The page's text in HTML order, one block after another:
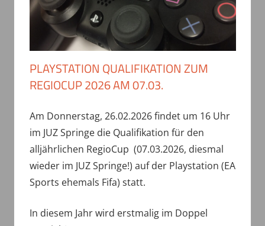
PLAYSTATION QUALIFIKATION ZUM
REGIOCUP 2026 AM 07.03.
Am Donnerstag, 26.02.2026 findet um 16 Uhr
im JUZ Springe die Qualifikation für den
alljährlichen RegioCup (07.03.2026, diesmal
wieder im JUZ Springe!) auf der Playstation (EA
Sports ehemals Fifa) statt.
In diesem Jahr wird erstmalig im Doppel